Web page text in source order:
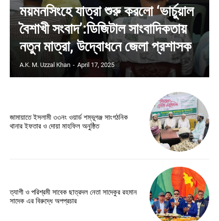
ময়মনসিংহে যাত্রা শুরু করলো ‘ভার্চুয়াল
বৈশাখী সংবাদ’:ডিজিটাল সাংবাদিকতায়
নতুন মাত্রা, উদ্বোধনে জেলা প্রশাসক
A.K. M. Uzzal Khan - April 17, 2025
জামায়াতে ইসলামী ৩৩নং ওয়ার্ড শম্ভূগঞ্জ সাংগঠনিক
থানার ইফতার ও দোয়া মাহফিল অনুষ্ঠিত
ত্যাগী ও পরিশ্রমী সাবেক ছাত্রদল নেতা সাদেকুর রহমান
সাদেক এর বিরুদ্ধে অপপ্রচার